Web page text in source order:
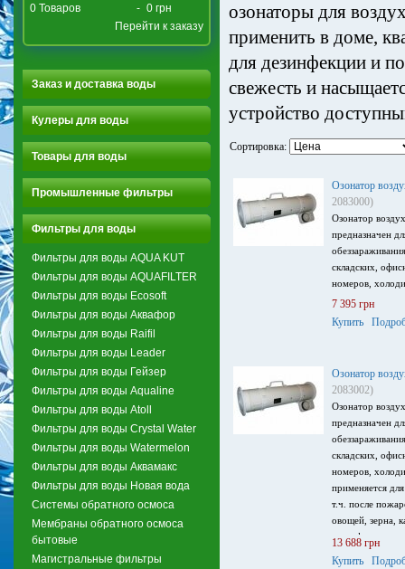
0 Товаров - 0 грн
Перейти к заказу
Заказ и доставка воды
Кулеры для воды
Товары для воды
Промышленные фильтры
Фильтры для воды
Фильтры для воды AQUA KUT
Фильтры для воды AQUAFILTER
Фильтры для воды Ecosoft
Фильтры для воды Аквафор
Фильтры для воды Raifil
Фильтры для воды Leader
Фильтры для воды Гейзер
Фильтры для воды Aqualine
Фильтры для воды Atoll
Фильтры для воды Crystal Water
Фильтры для воды Watermelon
Фильтры для воды Аквамакс
Фильтры для воды Новая вода
Системы обратного осмоса
Мембраны обратного осмоса
бытовые
Магистральные фильтры
озонаторы для
применить в доме,
для дезинфекции и
свежесть и
устройство
Сортировка:
Озонатор
2083000)
Озонатор
предназначен
складских,
номеров,
7 395 грн
Купить
Озонатор
2083002)
Озонатор
предназначен
складских,
номеров,
применяется
т.ч. после
овощей, зерна,
дезинфекции
13 688 грн
Купить